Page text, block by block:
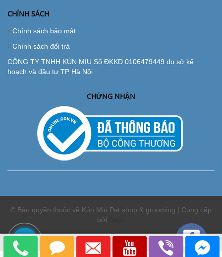
CHÍNH SÁCH
Chính sách bảo mật
Chính sách đổi trả
CÔNG TY TNHH KÚN MIU Số ĐKKD 0106479449 do sở kế
hoạch và đầu tư TP Hà Nội
CHỨNG NHẬN
© Bản quyền thuộc về Kún Miu Pet shop & grooming | Cung cấp
bởi